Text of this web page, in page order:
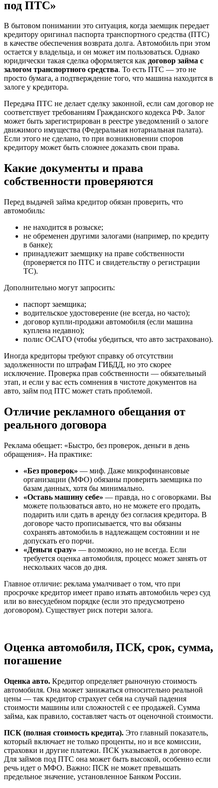
под ПТС»
В бытовом понимании это ситуация, когда заемщик передает
кредитору оригинал паспорта транспортного средства (ПТС)
в качестве обеспечения возврата долга. Автомобиль при этом
остается у владельца, и он может им пользоваться. Однако
юридически такая сделка оформляется как договор займа с
залогом транспортного средства. То есть ПТС — это не
просто бумага, а подтверждение того, что машина находится в
залоге у кредитора.
Передача ПТС не делает сделку законной, если сам договор не
соответствует требованиям Гражданского кодекса РФ. Залог
может быть зарегистрирован в реестре уведомлений о залоге
движимого имущества (Федеральная нотариальная палата).
Если этого не сделано, то при возникновении споров
кредитору может быть сложнее доказать свои права.
Какие документы и права
собственности проверяются
Перед выдачей займа кредитор обязан проверить, что
автомобиль:
не находится в розыске;
не обременен другими залогами (например, по кредиту
в банке);
принадлежит заемщику на праве собственности
(проверяется по ПТС и свидетельству о регистрации
ТС).
Дополнительно могут запросить:
паспорт заемщика;
водительское удостоверение (не всегда, но часто);
договор купли-продажи автомобиля (если машина
куплена недавно);
полис ОСАГО (чтобы убедиться, что авто застраховано).
Иногда кредиторы требуют справку об отсутствии
задолженности по штрафам ГИБДД, но это скорее
исключение. Проверка прав собственности — обязательный
этап, и если у вас есть сомнения в чистоте документов на
авто, займ под ПТС может стать проблемой.
Отличие рекламного обещания от
реального договора
Реклама обещает: «Быстро, без проверок, деньги в день
обращения». На практике:
«Без проверок» — миф. Даже микрофинансовые
организации (МФО) обязаны проверить заемщика по
базам данных, хотя бы минимально.
«Оставь машину себе» — правда, но с оговорками. Вы
можете пользоваться авто, но не можете его продать,
подарить или сдать в аренду без согласия кредитора. В
договоре часто прописывается, что вы обязаны
сохранять автомобиль в надлежащем состоянии и не
допускать его порчи.
«Деньги сразу» — возможно, но не всегда. Если
требуется оценка автомобиля, процесс может занять от
нескольких часов до дня.
Главное отличие: реклама умалчивает о том, что при
просрочке кредитор имеет право изъять автомобиль через суд
или во внесудебном порядке (если это предусмотрено
договором). Существует риск потери залога.
Оценка автомобиля, ПСК, срок, сумма,
погашение
Оценка авто. Кредитор определяет рыночную стоимость
автомобиля. Она может занижаться относительно реальной
цены — так кредитор страхует себя на случай падения
стоимости машины или сложностей с ее продажей. Сумма
займа, как правило, составляет часть от оценочной стоимости.
ПСК (полная стоимость кредита). Это главный показатель,
который включает не только проценты, но и все комиссии,
страховки и другие платежи. ПСК указывается в договоре.
Для займов под ПТС она может быть высокой, особенно если
речь идет о МФО. Важно: ПСК не может превышать
предельное значение, установленное Банком России.